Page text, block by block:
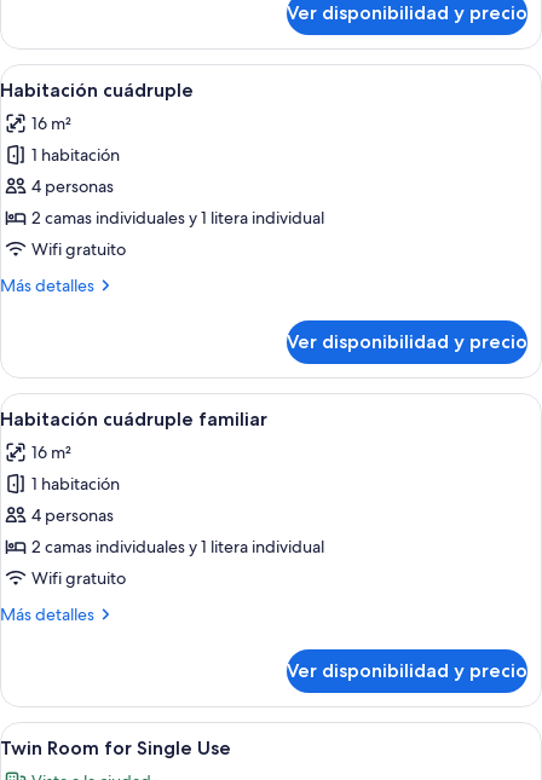
con
camas
Ver disponibilidad y precio
Ver
todas
las
fotos
de
Habitación
cuádruple
Un dormitorio con literas, una mesa
17
Habitación cuádruple
16 m²
1 habitación
4 personas
2 camas individuales y 1 litera individual
Wifi gratuito
Más detalles
Más
cuádruple
Ver disponibilidad y precio
Ver
todas
las
fotos
de
Habitación
cuádruple
Un dormitorio con literas, un
17
Habitación cuádruple familiar
16 m²
1 habitación
4 personas
2 camas individuales y 1 litera individual
Wifi gratuito
Más detalles
Más
cuádruple
familiar
Ver disponibilidad y precio
Ver
todas
Una habitación de hotel moderna
5
Twin Room for Single Use